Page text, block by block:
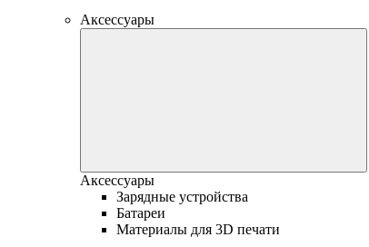
Аксессуары
Аксессуары
Зарядные устройства
Батареи
Материалы для 3D печати